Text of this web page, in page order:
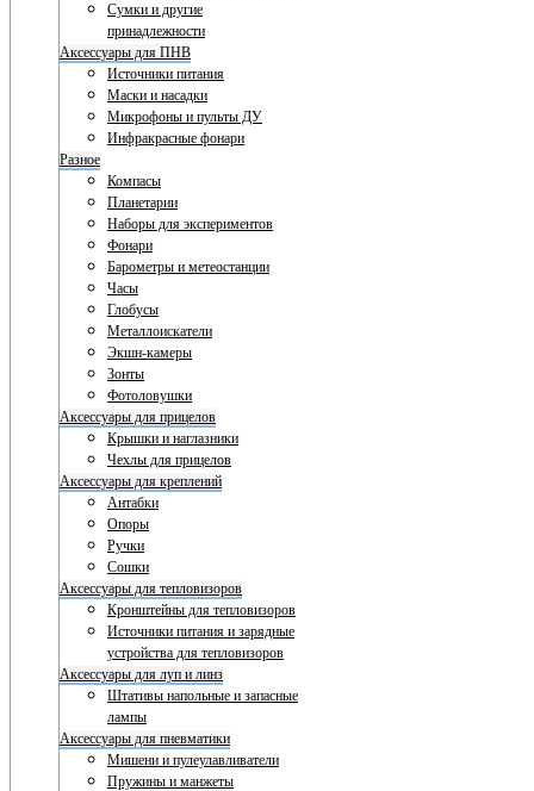
Сумки и другие
принадлежности
Аксессуары для ПНВ
Источники питания
Маски и насадки
Микрофоны и пульты ДУ
Инфракрасные фонари
Разное
Компасы
Планетарии
Наборы для экспериментов
Фонари
Барометры и метеостанции
Часы
Глобусы
Металлоискатели
Экшн-камеры
Зонты
Фотоловушки
Аксессуары для прицелов
Крышки и наглазники
Чехлы для прицелов
Аксессуары для креплений
Антабки
Опоры
Ручки
Сошки
Аксессуары для тепловизоров
Кронштейны для тепловизоров
Источники питания и зарядные
устройства для тепловизоров
Аксессуары для луп и линз
Штативы напольные и запасные
лампы
Аксессуары для пневматики
Мишени и пулеулавливатели
Пружины и манжеты